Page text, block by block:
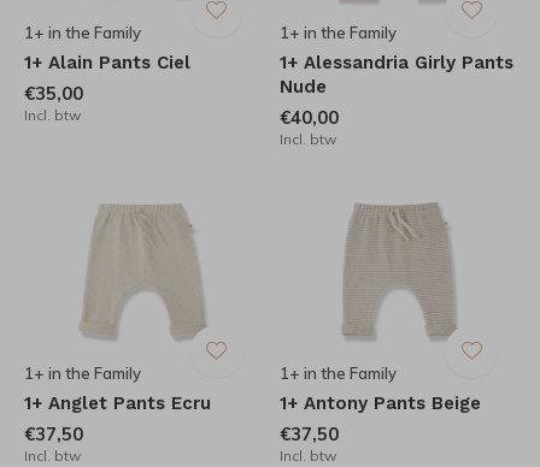
1+ in the Family
1+ Alain Pants Ciel
€35,00
Incl. btw
1+ in the Family
1+ Alessandria Girly Pants
Nude
€40,00
Incl. btw
1+ in the Family
1+ Anglet Pants Ecru
€37,50
Incl. btw
1+ in the Family
1+ Antony Pants Beige
€37,50
Incl. btw